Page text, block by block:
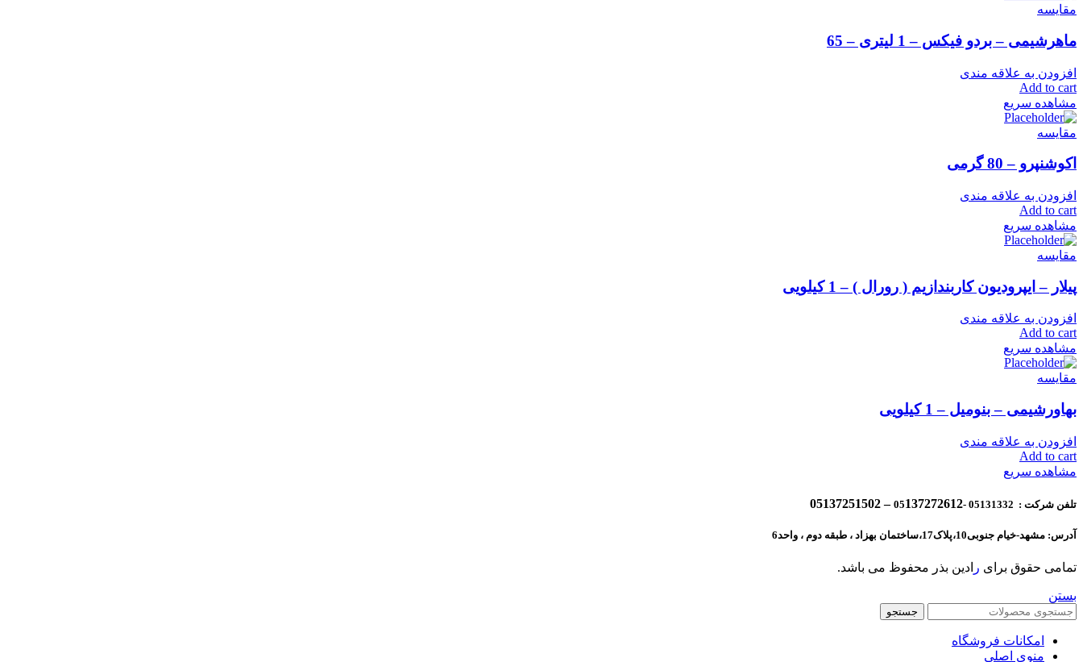
مقایسه
ماهرشیمی – بردو فیکس – 1 لیتری – 65
افزودن به علاقه مندی
Add to cart
مشاهده سریع
مقایسه
اکوشنپرو – 80 گرمی
افزودن به علاقه مندی
Add to cart
مشاهده سریع
مقایسه
پیلار – ایپرودیون کاربندازیم ( رورال ) – 1 کیلویی
افزودن به علاقه مندی
Add to cart
مشاهده سریع
مقایسه
بهاورشیمی – بنومیل – 1 کیلویی
افزودن به علاقه مندی
Add to cart
مشاهده سریع
تلفن شرکت : 05131332 -05 137272612 – 05137251502
آدرس: مشهد-خیام جنوبی10،پلاک17،ساختمان بهزاد ، طبقه دوم ، واحد6
تمامی حقوق برای ر ادین بذر محفوظ می باشد.
بستن
جستجو
امکانات فروشگاه
منوی اصلی